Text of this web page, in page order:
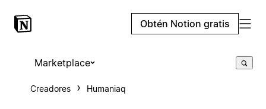
Obtén Notion gratis
Marketplace
Creadores Humaniaq